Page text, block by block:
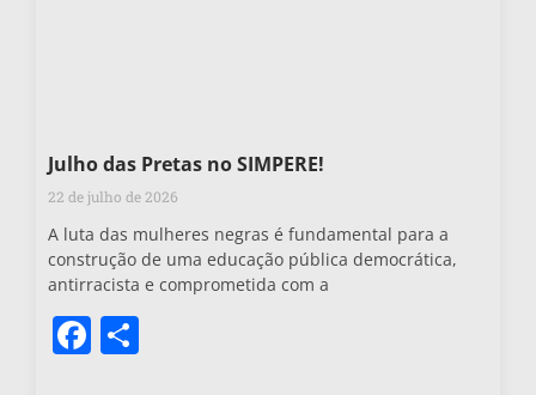
Julho das Pretas no SIMPERE!
22 de julho de 2026
A luta das mulheres negras é fundamental para a
construção de uma educação pública democrática,
antirracista e comprometida com a
Facebook